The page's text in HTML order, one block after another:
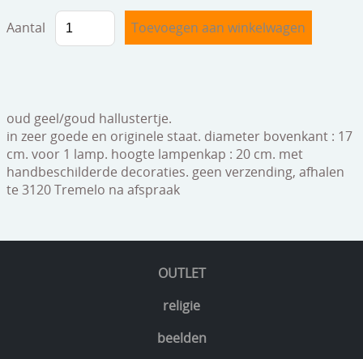
boeken
geschenkcheques
OUTLET
religie
beelden
Aantal
oud geel/goud hallustertje.
in zeer goede en originele staat. diameter bovenkant : 17
cm. voor 1 lamp. hoogte lampenkap : 20 cm. met
handbeschilderde decoraties. geen verzending, afhalen
te 3120 Tremelo na afspraak